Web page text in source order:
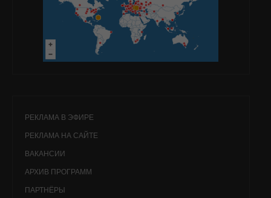
РЕКЛАМА В ЭФИРЕ
РЕКЛАМА НА САЙТЕ
ВАКАНСИИ
АРХИВ ПРОГРАММ
ПАРТНЁРЫ